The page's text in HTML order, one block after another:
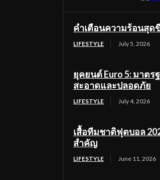
คำเตือนความร้อนสุด
LIFESTYLE July 5, 2026
ยุคยนต์ Euro 5: มาต
สะอาดและปลอดภัย
LIFESTYLE July 4, 2026
เสื้อทีมชาติฟุตบอล
สำคัญ
LIFESTYLE June 11, 2026